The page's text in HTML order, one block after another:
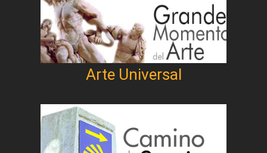
Arte Universal